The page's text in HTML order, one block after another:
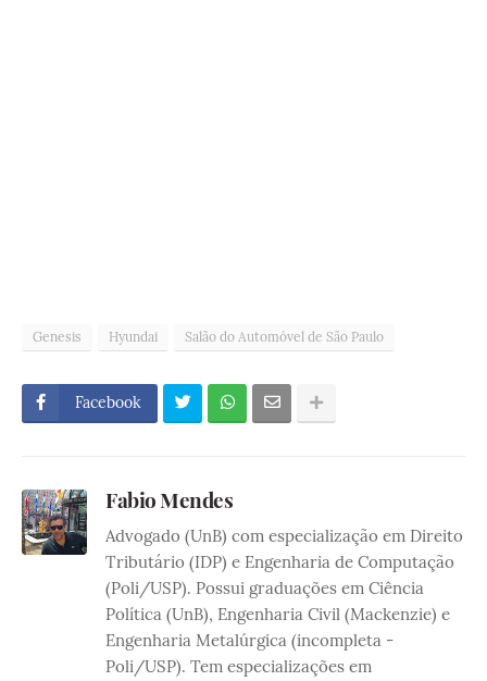
Genesis Hyundai Salão do Automóvel de São Paulo
Facebook
Fabio Mendes
Advogado (UnB) com especialização em Direito
Tributário (IDP) e Engenharia de Computação
(Poli/USP). Possui graduações em Ciência
Política (UnB), Engenharia Civil (Mackenzie) e
Engenharia Metalúrgica (incompleta -
Poli/USP). Tem especializações em